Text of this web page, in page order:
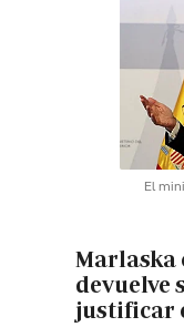
El
Marlaska
devuelve
justificar